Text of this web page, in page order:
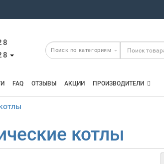
FAQ ОТЗЫВЫ АКЦИИ ПРОИЗВОДИТЕЛИ
котлы